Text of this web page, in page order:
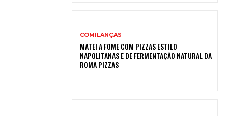
COMILANÇAS
MATEI A FOME COM PIZZAS ESTILO
NAPOLITANAS E DE FERMENTAÇÃO NATURAL DA
ROMA PIZZAS